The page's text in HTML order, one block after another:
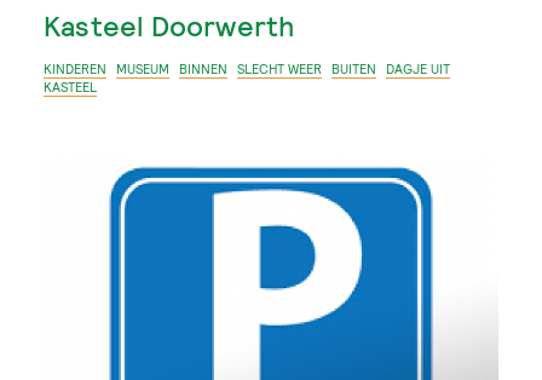
Kasteel Doorwerth
KINDEREN MUSEUM BINNEN SLECHT WEER BUITEN
DAGJE UIT
KASTEEL